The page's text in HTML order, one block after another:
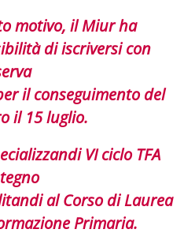
motivo, il Miur ha
di iscriversi con
il conseguimento del
il 15 luglio.
VI ciclo TFA
al Corso di Laurea
Primaria.